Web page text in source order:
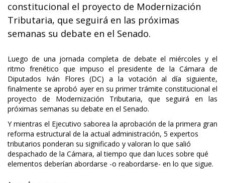
constitucional el proyecto de Modernización
Tributaria, que seguirá en las próximas
semanas su debate en el Senado.
Luego de una jornada completa de debate el miércoles y el
ritmo frenético que impuso el presidente de la Cámara de
Diputados Iván Flores (DC) a la votación al día siguiente,
finalmente se aprobó ayer en su primer trámite constitucional el
proyecto de Modernización Tributaria, que seguirá en las
próximas semanas su debate en el Senado.
Y mientras el Ejecutivo saborea la aprobación de la primera gran
reforma estructural de la actual administración, 5 expertos
tributarios ponderan su significado y valoran lo que salió
despachado de la Cámara, al tiempo que dan luces sobre qué
elementos deberían abordarse -o reabordarse- en lo que sigue.